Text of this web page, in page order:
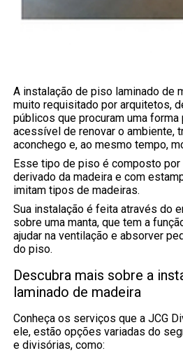
A instalação de piso laminado de
muito requisitado por arquitetos,
públicos que procuram uma forma
acessível de renovar o ambiente,
aconchego e, ao mesmo tempo,
Esse tipo de piso é composto por
derivado da madeira e com
imitam tipos de madeiras.
Sua instalação é feita através do
sobre uma manta, que tem a
ajudar na ventilação e absorver
do piso.
Descubra mais sobre a
laminado de madeira
Conheça os serviços que a JCG
ele, estão opções variadas do
e divisórias, como: